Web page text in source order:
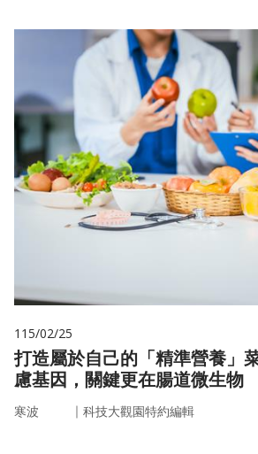
115/02/25
打造屬於自己的「精準營養」
慮基因，關鍵更在腸道微生物
寒波 ｜ 科技大觀園特約編輯